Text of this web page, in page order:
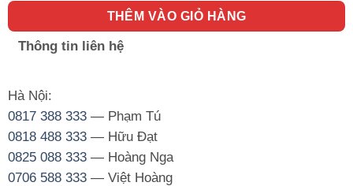
THÊM VÀO GIỎ HÀNG
Thông tin liên hệ
Hà Nội:
0817 388 333— Phạm Tú
0818 488 333— Hữu Đạt
0825 088 333— Hoàng Nga
0706 588 333— Việt Hoàng